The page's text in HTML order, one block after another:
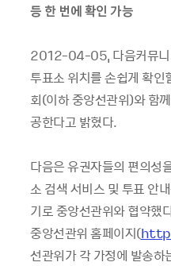
등 한 번에 확인 가능
2012-04-05, 다음커뮤니
투표소 위치를 손쉽게 확인
회(이하 중앙선관위)와 함
공한다고 밝혔다.
다음은 유권자들의 편의성
소 검색 서비스 및 투표 안
기로 중앙선관위와 협약했
중앙선관위 홈페이지(
선관위가 각 가정에 발송